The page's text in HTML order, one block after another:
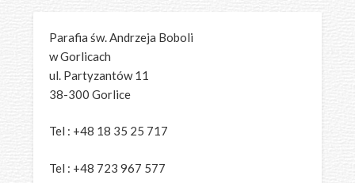
Parafia św. Andrzeja Boboli
w Gorlicach
ul. Partyzantów 11
38-300 Gorlice
Tel : +48 18 35 25 717
Tel : +48 723 967 577